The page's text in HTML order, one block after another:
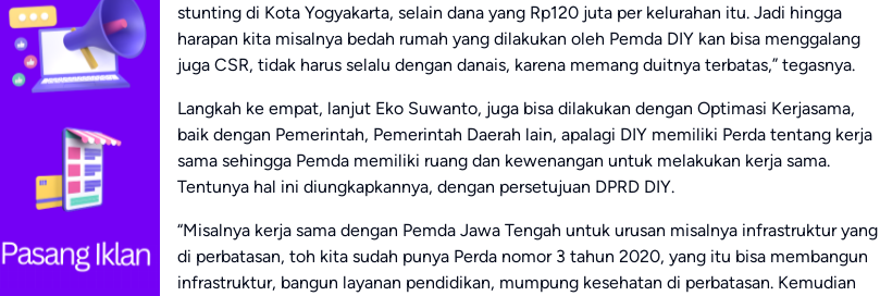
stunting di Kota Yogyakarta, selain dana yang Rp120 juta per kelurahan itu. Jadi hingga
harapan kita misalnya bedah rumah yang dilakukan oleh Pemda DIY kan bisa menggalang
juga CSR, tidak harus selalu dengan danais, karena memang duitnya terbatas,” tegasnya.
Langkah ke empat, lanjut Eko Suwanto, juga bisa dilakukan dengan Optimasi Kerjasama,
baik dengan Pemerintah, Pemerintah Daerah lain, apalagi DIY memiliki Perda tentang kerja
sama sehingga Pemda memiliki ruang dan kewenangan untuk melakukan kerja sama.
Tentunya hal ini diungkapkannya, dengan persetujuan DPRD DIY.
“Misalnya kerja sama dengan Pemda Jawa Tengah untuk urusan misalnya infrastruktur yang
di perbatasan, toh kita sudah punya Perda nomor 3 tahun 2020, yang itu bisa membangun
infrastruktur, bangun layanan pendidikan, mumpung kesehatan di perbatasan. Kemudian